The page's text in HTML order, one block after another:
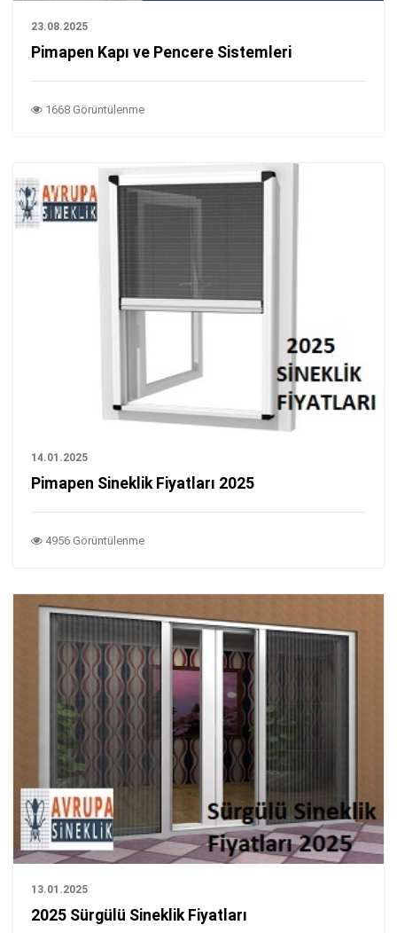
23.08.2025
Pimapen Kapı ve Pencere Sistemleri
1668 Görüntülenme
14.01.2025
Pimapen Sineklik Fiyatları 2025
4956 Görüntülenme
13.01.2025
2025 Sürgülü Sineklik Fiyatları